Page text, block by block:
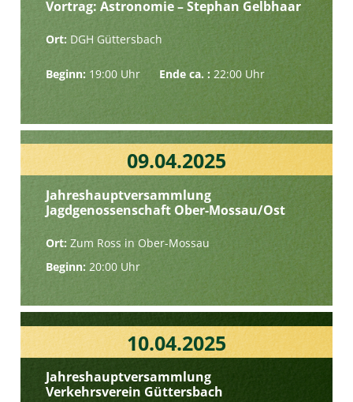
Vortrag: Astronomie – Stephan Gelbhaar
Ort: DGH Güttersbach
Beginn: 19:00 Uhr Ende ca. : 22:00 Uhr
09.04.2025
Jahreshauptversammlung
Jagdgenossenschaft Ober-Mossau/Ost
Ort:Zum Ross in Ober-Mossau
Beginn:20:00 Uhr
10.04.2025
Jahreshauptversammlung
Verkehrsverein Güttersbach